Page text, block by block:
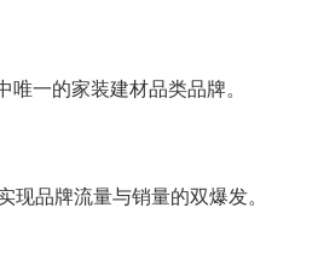
一的家装建材品类品牌。
品牌流量与销量的双爆发。